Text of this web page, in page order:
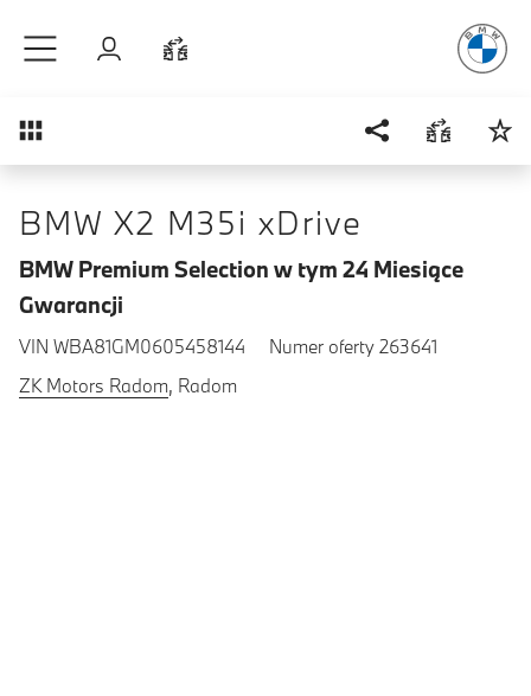
Zaloguj się
Przegląd
BMW X2 M35i xDrive
BMW Premium Selection w tym 24 Miesiące
Gwarancji
VIN WBA81GM0605458144
Numer oferty 263641
ZK Motors Radom, Radom